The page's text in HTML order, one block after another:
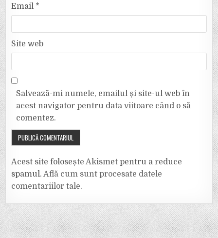
Email *
Site web
Salvează-mi numele, emailul și site-ul web în
acest navigator pentru data viitoare când o să
comentez.
Acest site folosește Akismet pentru a reduce
spamul.Află cum sunt procesate datele
comentariilor tale.